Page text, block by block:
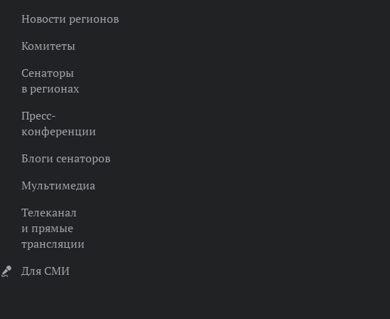
Новости регионов
Комитеты
Сенаторы
в регионах
Пресс-
конференции
Блоги сенаторов
Мультимедиа
Телеканал
и прямые
трансляции
Для СМИ